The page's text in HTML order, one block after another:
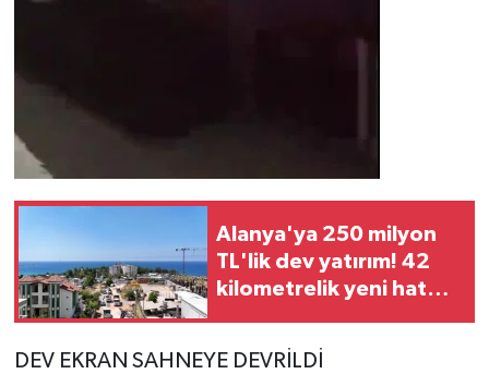
Alanya'ya 250 milyon
TL'lik dev yatırım! 42
kilometrelik yeni hat
DEV EKRAN SAHNEYE DEVRİLDİ